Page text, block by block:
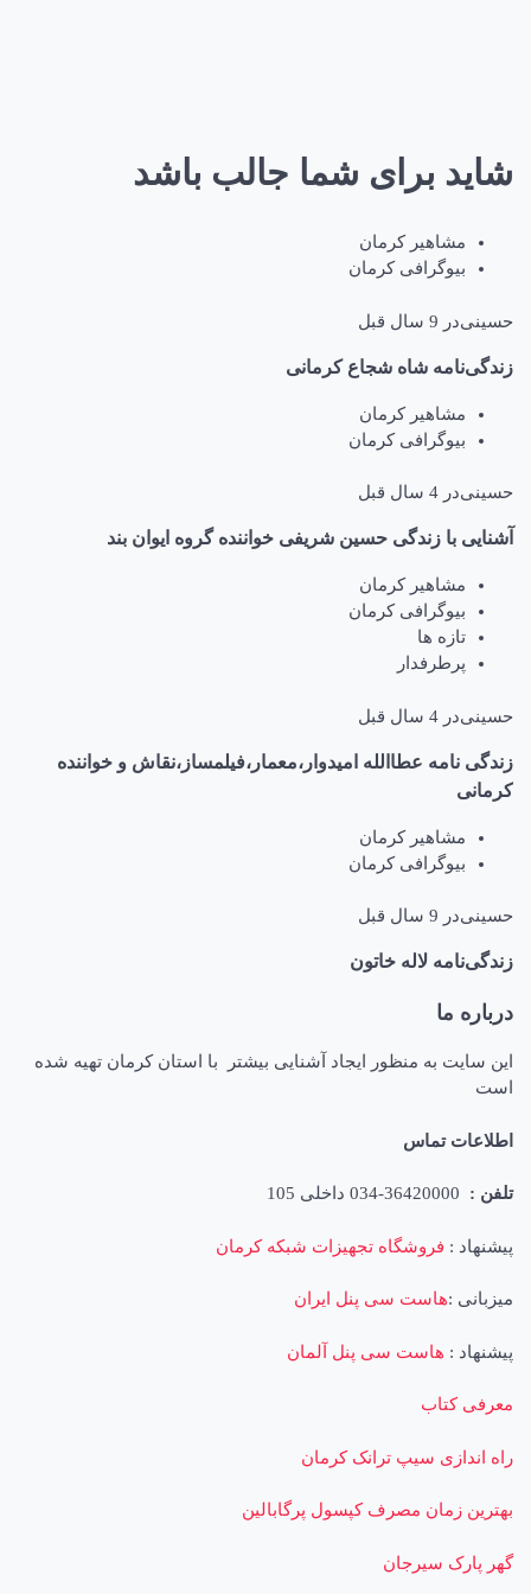
شاید برای شما جالب باشد
مشاهیر کرمان
بیوگرافی کرمان
حسینیدر 9 سال قبل
زندگی‌نامه شاه شجاع کرمانی
مشاهیر کرمان
بیوگرافی کرمان
حسینیدر 4 سال قبل
آشنایی با زندگی حسین شریفی خواننده گروه ایوان بند
مشاهیر کرمان
بیوگرافی کرمان
تازه ها
پرطرفدار
حسینیدر 4 سال قبل
زندگی نامه عطاالله امیدوار،معمار،فیلمساز،نقاش و خواننده
کرمانی
مشاهیر کرمان
بیوگرافی کرمان
حسینیدر 9 سال قبل
زندگی‌نامه لاله خاتون
درباره ما
این سایت به منظور ایجاد آشنایی بیشتر با استان کرمان تهیه شده
است
اطلاعات تماس
تلفن :
پیشنهاد : فروشگاه تجهیزات شبکه کرمان
میزبانی :هاست سی پنل ایران
پیشنهاد : هاست سی پنل آلمان
معرفی کتاب
راه اندازی سیپ ترانک کرمان
بهترین زمان مصرف کپسول پرگابالین
گهر پارک سیرجان